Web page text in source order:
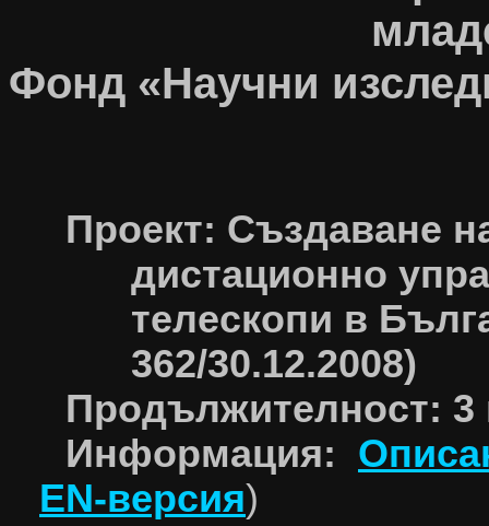
Фонд «Научни
Проект: Създаване
дистационно
телескопи в
362/30.12.2008)
Продължителност: 3
Информация:
EN-версия)